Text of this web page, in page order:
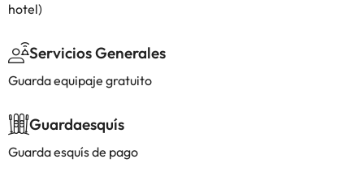
hotel)
Servicios Generales
Guarda equipaje gratuito
Guardaesquís
Guarda esquís de pago